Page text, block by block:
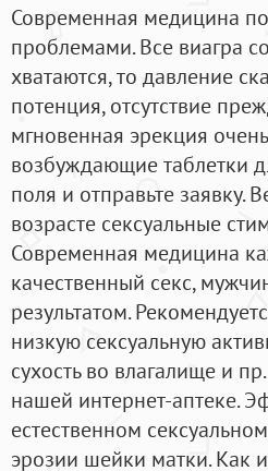
Современная медицина
проблемами. Все виагра
хватаются, то давление
потенция, отсутствие
мгновенная эрекция
возбуждающие таблетки
поля и отправьте заявку.
возрасте сексуальные
Современная медицина
качественный секс,
результатом.
низкую сексуальную
сухость во влагалище и
нашей интернет-аптеке.
естественном
эрозии шейки матки. Как